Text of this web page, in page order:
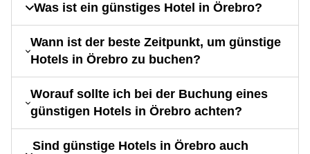
Was ist ein günstiges Hotel in Örebro?
Wann ist der beste Zeitpunkt, um günstige
Hotels in Örebro zu buchen?
Worauf sollte ich bei der Buchung eines
günstigen Hotels in Örebro achten?
Sind günstige Hotels in Örebro auch